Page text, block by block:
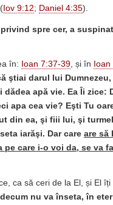
Iov 9:12; Daniel 4:35).
privind spre cer, a
în: Ioan 7:37-39, și în
ştiai darul lui
apă vie. Ea Îi zice:
apa cea vie? Eşti Tu
din ea, şi fiii lui, şi
iarăşi. Dar care are să
care i-o voi da, se va
ca să ceri de la El, și El îți
nu va înseta, în